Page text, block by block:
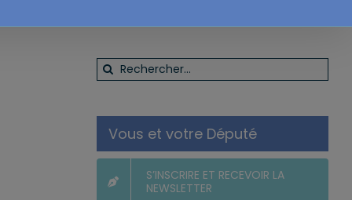
Rechercher:
Vous et votre Député
S’INSCRIRE ET RECEVOIR LA
NEWSLETTER